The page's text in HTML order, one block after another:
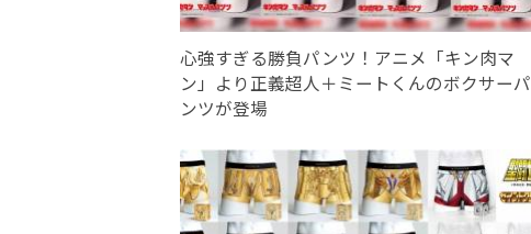
心強すぎる勝負パンツ！アニメ「キン肉マ
ン」より正義超人＋ミートくんのボクサーパ
ンツが登場